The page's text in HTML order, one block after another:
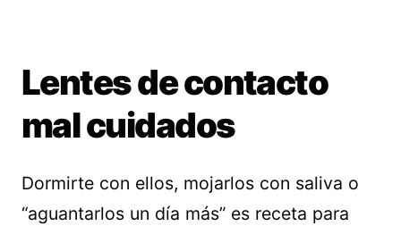
Lentes de contacto
mal cuidados
Dormirte con ellos, mojarlos con saliva o
“aguantarlos un día más” es receta para